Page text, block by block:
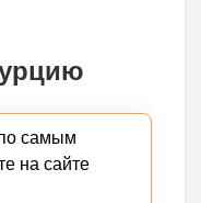
самым
на сайте